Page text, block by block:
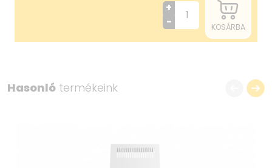
+
-
KOSÁRBA
Hasonló termékeink